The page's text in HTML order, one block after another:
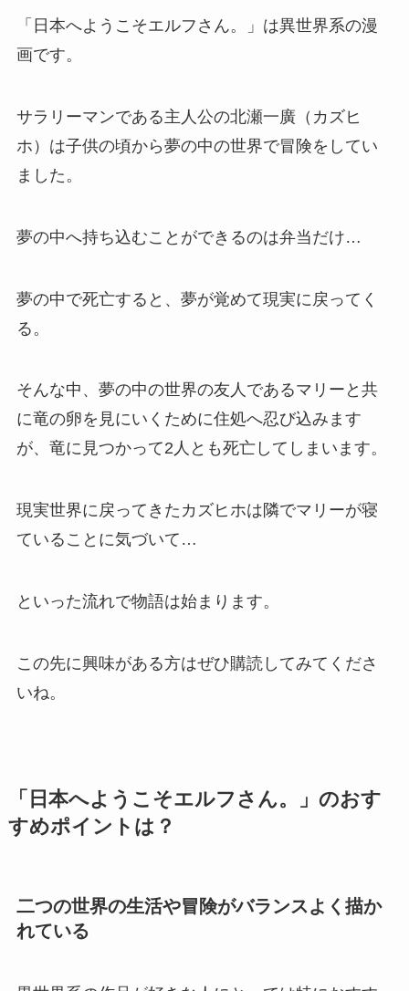
「日本へようこそエルフさん。」は異世界系の漫
画です。
サラリーマンである主人公の北瀬一廣（カズヒ
ホ）は子供の頃から夢の中の世界で冒険をしてい
ました。
夢の中へ持ち込むことができるのは弁当だけ…
夢の中で死亡すると、夢が覚めて現実に戻ってく
る。
そんな中、夢の中の世界の友人であるマリーと共
に竜の卵を見にいくために住処へ忍び込みます
が、竜に見つかって2人とも死亡してしまいます。
現実世界に戻ってきたカズヒホは隣でマリーが寝
ていることに気づいて…
といった流れで物語は始まります。
この先に興味がある方はぜひ購読してみてくださ
いね。
「日本へようこそエルフさん。」のおす
すめポイントは？
二つの世界の生活や冒険がバランスよく描か
れている